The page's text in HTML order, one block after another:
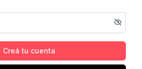
Creá tu cuenta